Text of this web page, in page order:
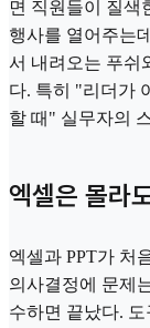
면 직원들이 질색
행사를 열어주는
서 내려오는 푸쉬
다. 특히 "리더가
할 때" 실무자의
엑셀은 몰라
엑셀과 PPT가 처
의사결정에 문제
수하면 끝났다.